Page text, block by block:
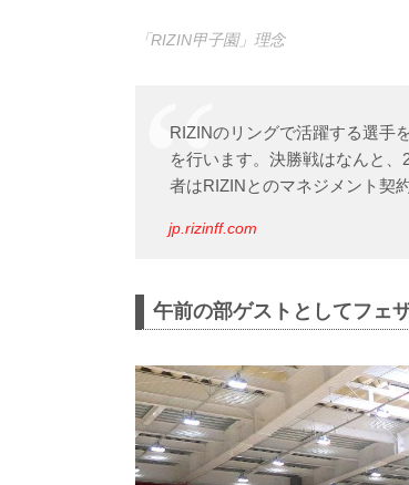
「RIZIN甲子園」理念
RIZINのリングで活躍する選手
を行います。決勝戦はなんと
者はRIZINとのマネジメント契
jp.rizinff.com
午前の部ゲストとしてフェ